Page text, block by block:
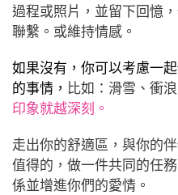
過程或照片，並留下回憶
聯繫。或維持情感。
如果沒有，你可以考慮一
的事情， 比如：滑雪、衝
印象就越深刻。
走出你的舒適區，與你的
值得的，做一件共同的任
係並增進你們的愛情。